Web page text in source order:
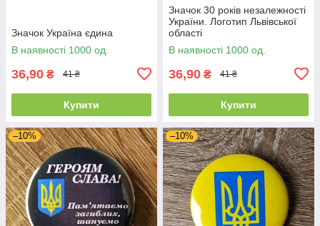
Значок Україна єдина
В наявності 1000 од.
36,90 ₴ 41 ₴
Купити
Значок 30 років незалежності
України. Логотип Львівської
області
В наявності 1000 од.
36,90 ₴ 41 ₴
Купити
–10% –10%